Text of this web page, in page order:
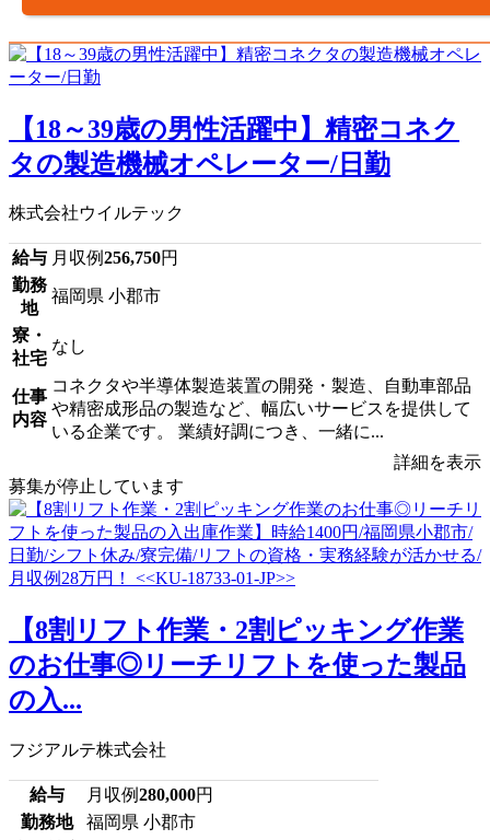
【18～39歳の男性活躍中】精密コネク
タの製造機械オペレーター/日勤
株式会社ウイルテック
給与 月収例256,750円
勤務
地
福岡県 小郡市
寮・
社宅
なし
仕事
内容
コネクタや半導体製造装置の開発・製造、自動車部品
や精密成形品の製造など、幅広いサービスを提供して
いる企業です。 業績好調につき、一緒に...
詳細を表示
募集が停止しています
【8割リフト作業・2割ピッキング作業
のお仕事◎リーチリフトを使った製品
の入...
フジアルテ株式会社
給与 月収例280,000円
勤務地
福岡県 小郡市